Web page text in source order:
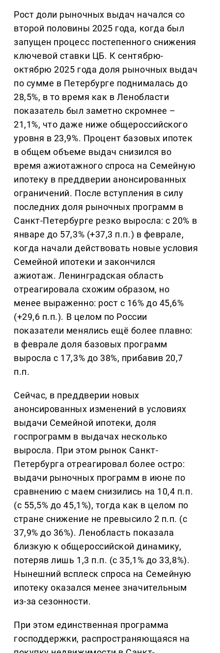
Рост доли рыночных выдач начался со
второй половины 2025 года, когда был
запущен процесс постепенного снижения
ключевой ставки ЦБ. К сентябрю-
октябрю 2025 года доля рыночных выдач
по сумме в Петербурге поднималась до
28,5%, в то время как в Ленобласти
показатель был заметно скромнее –
21,1%, что даже ниже общероссийского
уровня в 23,9%. Процент базовых ипотек
в общем объеме выдач снизился во
время ажиотажного спроса на Семейную
ипотеку в преддверии анонсированных
ограничений. После вступления в силу
последних доля рыночных программ в
Санкт-Петербурге резко выросла: с 20% в
январе до 57,3% (+37,3 п.п.) в феврале,
когда начали действовать новые условия
Семейной ипотеки и закончился
ажиотаж. Ленинградская область
отреагировала схожим образом, но
менее выраженно: рост с 16% до 45,6%
(+29,6 п.п.). В целом по России
показатели менялись ещё более плавно:
в феврале доля базовых программ
выросла с 17,3% до 38%, прибавив 20,7
п.п.
Сейчас, в преддверии новых
анонсированных изменений в условиях
выдачи Семейной ипотеки, доля
госпрограмм в выдачах несколько
выросла. При этом рынок Санкт-
Петербурга отреагировал более остро:
выдачи рыночных программ в июне по
сравнению с маем снизились на 10,4 п.п.
(с 55,5% до 45,1%), тогда как в целом по
стране снижение не превысило 2 п.п. (с
37,9% до 36%). Ленобласть показала
близкую к общероссийской динамику,
потеряв лишь 1,3 п.п. (с 35,1% до 33,8%).
Нынешний всплеск спроса на Семейную
ипотеку оказался менее значительным
из-за сезонности.
При этом единственная программа
господдержки, распространяющаяся на